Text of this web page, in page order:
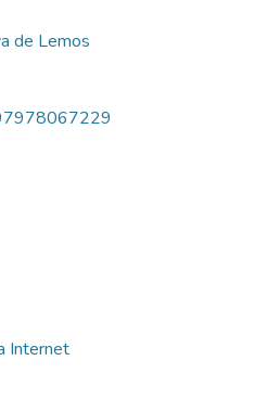
de Lemos
Internet